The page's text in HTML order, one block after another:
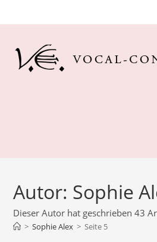
Inhalt
Autor: Sophie
Dieser Autor hat geschrieben 43
> Sophie Alex > Seite 5